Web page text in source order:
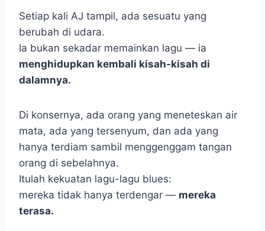
Setiap kali AJ tampil, ada sesuatu yang
berubah di udara.
Ia bukan sekadar memainkan lagu — ia
menghidupkan kembali kisah-kisah di
dalamnya.
Di konsernya, ada orang yang meneteskan air
mata, ada yang tersenyum, dan ada yang
hanya terdiam sambil menggenggam tangan
orang di sebelahnya.
Itulah kekuatan lagu-lagu blues:
mereka tidak hanya terdengar — mereka
terasa.